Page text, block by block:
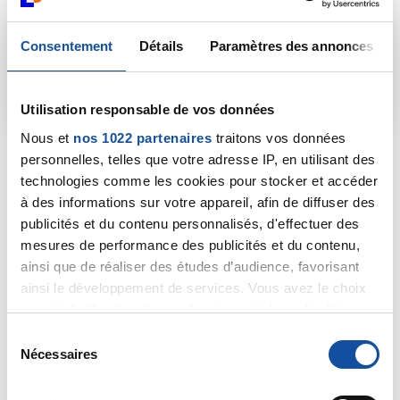
Consentement Détails Paramètres des annonces
Utilisation responsable de vos données
Nous et nos 1022 partenaires traitons vos données
personnelles, telles que votre adresse IP, en utilisant des
technologies comme les cookies pour stocker et accéder
à des informations sur votre appareil, afin de diffuser des
publicités et du contenu personnalisés, d'effectuer des
mesures de performance des publicités et du contenu,
ainsi que de réaliser des études d’audience, favorisant
ainsi le développement de services. Vous avez le choix
quant à l'utilisation de vos données et à leurs finalités.
tout moment en consultant la Déclaration relative aux
cookies ou en cliquant sur l'icône de confidentialité.
Nécessaires
68 ans, bénévole au comité
du Nord
«Je suis bénévole depuis plus de 10 ans et ce qu'il y
a de plus important pour moi,c'est de pouvoir
apporter ma pierre, me sentir utile !
Au sein du
comité, je participe aux actions de prévention,
d'information (stands, ateliers, etc.) et j'anime des
séances de sophrologie ainsi qu'un atelier d'écriture.
Aborder des sujets dont il est parfois difficile de
rencontres... tout cela nourrit mon quotidien. Le